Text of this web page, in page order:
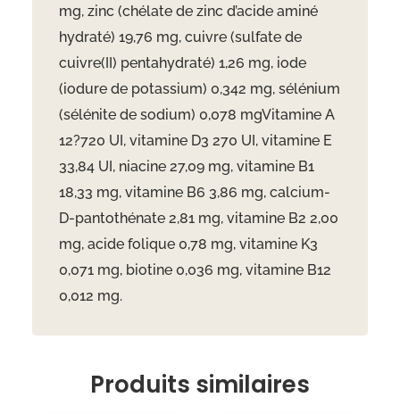
mg, zinc (chélate de zinc d’acide aminé
hydraté) 19,76 mg, cuivre (sulfate de
cuivre(II) pentahydraté) 1,26 mg, iode
(iodure de potassium) 0,342 mg, sélénium
(sélénite de sodium) 0,078 mgVitamine A
12?720 UI, vitamine D3 270 UI, vitamine E
33,84 UI, niacine 27,09 mg, vitamine B1
18,33 mg, vitamine B6 3,86 mg, calcium-
D-pantothénate 2,81 mg, vitamine B2 2,00
mg, acide folique 0,78 mg, vitamine K3
0,071 mg, biotine 0,036 mg, vitamine B12
0,012 mg.
Produits similaires